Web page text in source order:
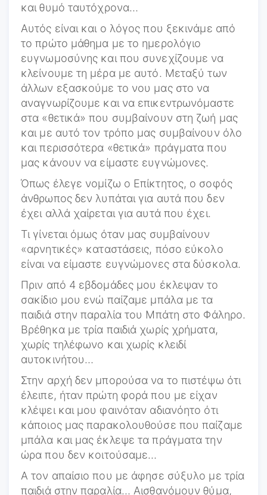
και θυμό ταυτόχρονα…
Αυτός είναι και ο λόγος που ξεκινάμε από
το πρώτο μάθημα με το ημερολόγιο
ευγνωμοσύνης και που συνεχίζουμε να
κλείνουμε τη μέρα με αυτό. Μεταξύ των
άλλων εξασκούμε το νου μας στο να
αναγνωρίζουμε και να επικεντρωνόμαστε
στα «θετικά» που συμβαίνουν στη ζωή μας
και με αυτό τον τρόπο μας συμβαίνουν όλο
και περισσότερα «θετικά» πράγματα που
μας κάνουν να είμαστε ευγνώμονες.
Όπως έλεγε νομίζω ο Επίκτητος, ο σοφός
άνθρωπος δεν λυπάται για αυτά που δεν
έχει αλλά χαίρεται για αυτά που έχει.
Τι γίνεται όμως όταν μας συμβαίνουν
«αρνητικές» καταστάσεις, πόσο εύκολο
είναι να είμαστε ευγνώμονες στα δύσκολα.
Πριν από 4 εβδομάδες μου έκλεψαν το
σακίδιο μου ενώ παίζαμε μπάλα με τα
παιδιά στην παραλία του Μπάτη στο Φάληρο.
Βρέθηκα με τρία παιδιά χωρίς χρήματα,
χωρίς τηλέφωνο και χωρίς κλειδί
αυτοκινήτου…
Στην αρχή δεν μπορούσα να το πιστέψω ότι
έλειπε, ήταν πρώτη φορά που με είχαν
κλέψει και μου φαινόταν αδιανόητο ότι
κάποιος μας παρακολουθούσε που παίζαμε
μπάλα και μας έκλεψε τα πράγματα την
ώρα που δεν κοιτούσαμε…
Α τον απαίσιο που με άφησε σύξυλο με τρία
παιδιά στην παραλία… Αισθανόμουν θύμα,